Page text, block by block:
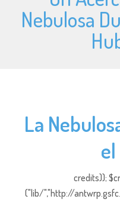
Nebulosa
La
el
credits));
("lib/","http://